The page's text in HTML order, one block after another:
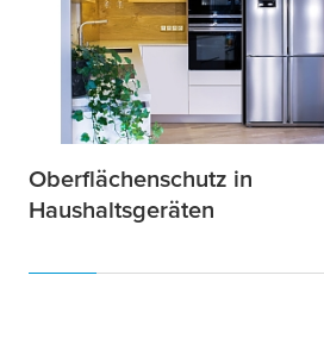
Oberflächenschutz in
Haushaltsgeräten